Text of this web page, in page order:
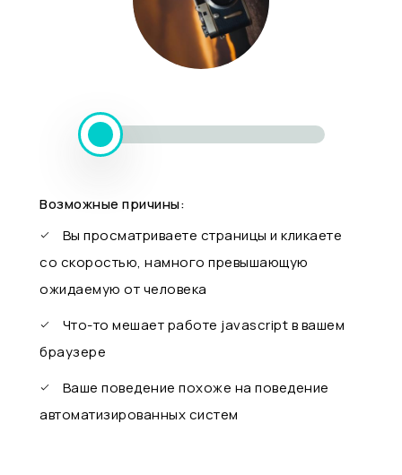
Возможные причины:
Вы просматриваете страницы и кликаете
со скоростью, намного превышающую
ожидаемую от человека
Что-то мешает работе javascript в вашем
браузере
Ваше поведение похоже на поведение
автоматизированных систем